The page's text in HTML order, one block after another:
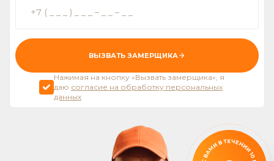
ВЫЗВАТЬ ЗАМЕРЩИКА
Нажимая на кнопку «Вызвать замерщика», я
даю согласие на обработку персональных
данных